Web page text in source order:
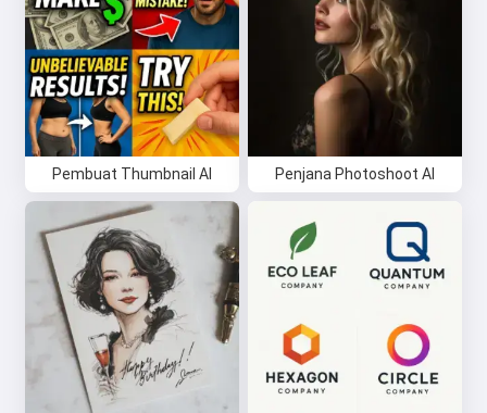
Pembuat Thumbnail AI Penjana Photoshoot AI